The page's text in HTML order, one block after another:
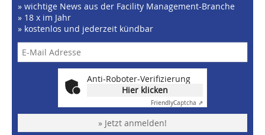
» wichtige News aus der Facility Management-Branche
» 18 x im Jahr
» kostenlos und jederzeit kündbar
Anti-Roboter-Verifizierung
Hier klicken
FriendlyCaptcha ⇗
» Jetzt anmelden!